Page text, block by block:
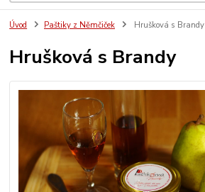
Úvod Paštiky z Němčiček Hrušková s Brandy
Hrušková s Brandy